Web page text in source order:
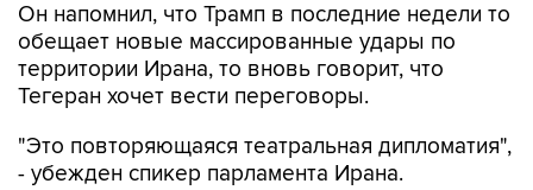
Он напомнил, что Трамп в последние недели то
обещает новые массированные удары по
территории Ирана, то вновь говорит, что
Тегеран хочет вести переговоры.
"Это повторяющаяся театральная дипломатия",
- убежден спикер парламента Ирана.